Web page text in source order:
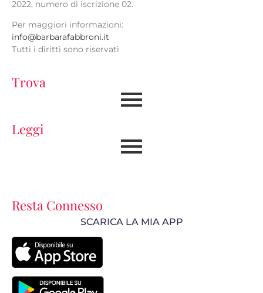
2022, numero di iscrizione 02.
Per maggiori informazioni:
info@barbarafabbroni.it
Tutti i diritti sono riservati
Trova
Leggi
Resta Connesso
SCARICA LA MIA APP